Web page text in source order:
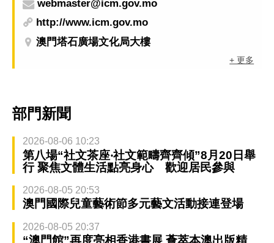
webmaster@icm.gov.mo
http://www.icm.gov.mo
澳門塔石廣場文化局大樓
+ 更多
部門新聞
2026-08-06 10:23
第八場“社文茶座‧社文範疇齊齊傾”8月20日舉
行 聚焦文體生活點亮身心 歡迎居民參與
2026-08-05 20:53
澳門國際兒童藝術節多元藝文活動接連登場
2026-08-05 20:37